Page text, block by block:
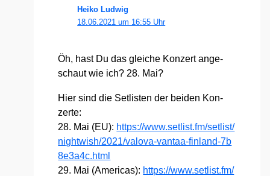
Heiko Ludwig
18.06.2021 um 16:55 Uhr
Öh, hast Du das glei­che Kon­zert ange­
schaut wie ich? 28. Mai?
Hier sind die Set­lis­ten der bei­den Kon­
zer­te:
28. Mai (EU): https://​www​.set​list​.fm/​s​e​t​l​i​s​t​/​
n​i​g​h​t​w​i​s​h​/​2​0​2​1​/​v​a​l​o​v​a​-​v​a​n​t​a​a​-​f​i​n​l​a​n​d​-​7​b​
8​e​3​a​4​c​.​h​tml
29. Mai (Ame­ri­cas): https://​www​.set​list​.fm/​